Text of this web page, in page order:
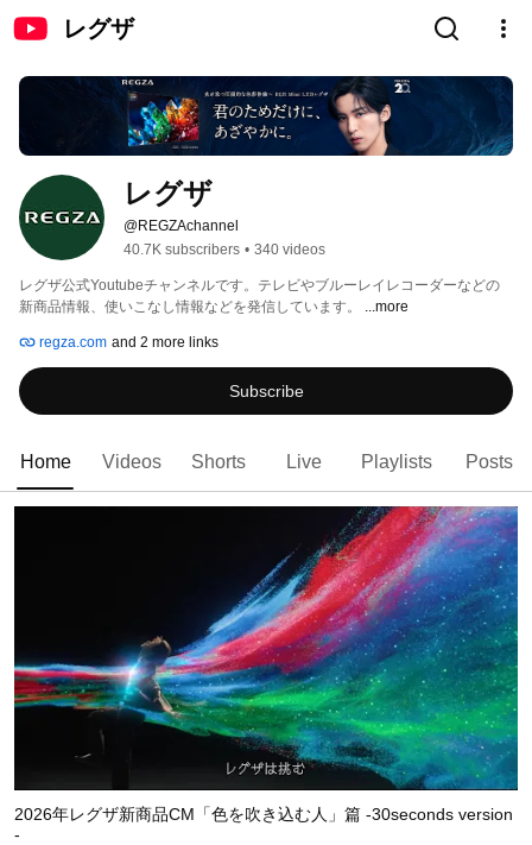
レグザ
レグザ
@REGZAchannel
40.7K subscribers • 340 videos
レグザ公式Youtubeチャンネルです。テレビやブルーレイレコーダーなどの
新商品情報、使いこなし情報などを発信しています。 ...more
regza.com and 2 more links
Subscribe
Home Videos Shorts Live Playlists Posts
2026年レグザ新商品CM「色を吹き込む人」篇 -30seconds version
-